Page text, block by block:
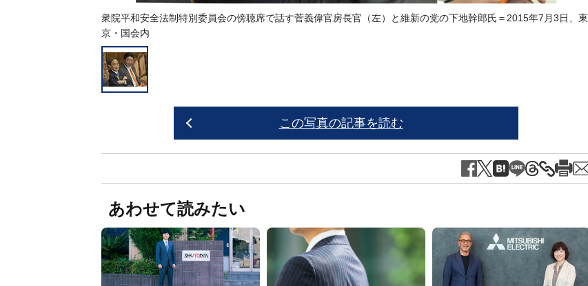
衆院平和安全法制特別委員会の傍聴席で話す菅義偉官房長官（左）と維新の党の下地幹郎氏＝2015年7月3日、東
京・国会内
この写真の記事を読む
あわせて読みたい